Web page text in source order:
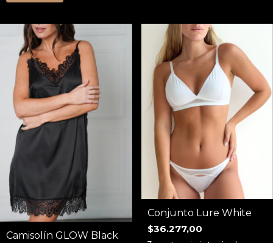
Camisolín GLOW Black
Conjunto Lure White
$36.277,00